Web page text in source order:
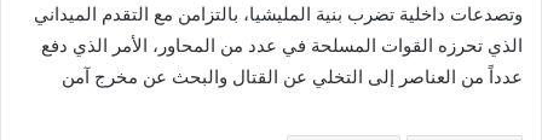
وتصدعات داخلية تضرب بنية المليشيا، بالتزامن مع التقدم الميداني
الذي تحرزه القوات المسلحة في عدد من المحاور، الأمر الذي دفع
عدداً من العناصر إلى التخلي عن القتال والبحث عن مخرج آمن